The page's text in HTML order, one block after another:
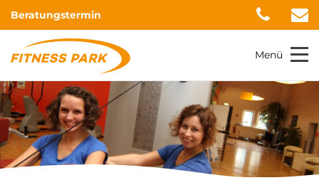
Beratungstermin
Menü